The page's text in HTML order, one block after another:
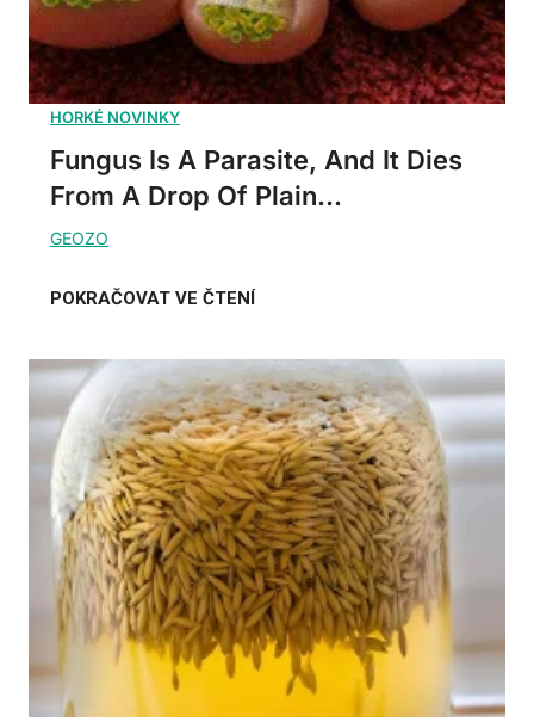
Fungus Is A Parasite, And It Dies
From A Drop Of Plain...